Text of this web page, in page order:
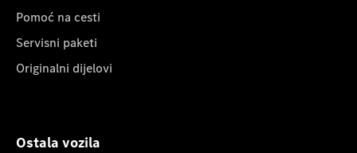
Pomoć na cesti
Servisni paketi
Originalni dijelovi
Ostala vozila